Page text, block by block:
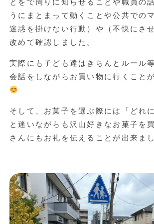
とをで周りに知らせることや職員の
うにまとまって動くことや公共での
迷惑を掛けない行動）や（不快にさ
改めて確認しました。
実際にも子ども達はきちんとルール
会話をしながらお買い物に行くこと
そして、お菓子を選ぶ際には「どれ
と迷いながらも沢山好きなお菓子を
さんにもお礼を伝えることが出来まし